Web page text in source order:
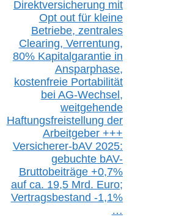
Direktversicherung mit
Opt outfür kleine
Betriebe, zentrales
Clearing, Verrentung,
80% Kapitalgarantie in
Ansparphase,
kostenfreie Portabilität
bei AG-Wechsel,
weitgehende
Haftungsfreistellung der
Arbeitgeber +++
Versicherer-bAV2025:
gebuchte bAV-
Bruttobeiträge +0,7%
auf ca. 19,5 Mrd. Euro;
Vertragsbestand -1,1%
…